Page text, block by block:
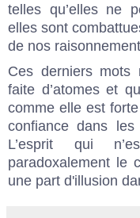
telles qu’elles ne
elles sont
de nos
Ces derniers mots
faite d’atomes et
comme elle est
confiance dans
L’esprit qui
paradoxalement le
une part d'illusion